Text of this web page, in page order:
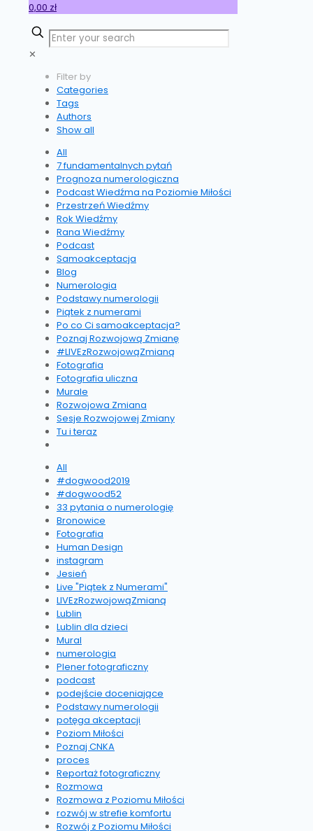
0,00 zł
✕
Filter by
Categories
Tags
Authors
Show all
All
7 fundamentalnych pytań
Prognoza numerologiczna
Podcast Wiedźma na Poziomie Miłości
Przestrzeń Wiedźmy
Rok Wiedźmy
Rana Wiedźmy
Podcast
Samoakceptacja
Blog
Numerologia
Podstawy numerologii
Piątek z numerami
Po co Ci samoakceptacja?
Poznaj Rozwojową Zmianę
#LIVEzRozwojowąZmianą
Fotografia
Fotografia uliczna
Murale
Rozwojowa Zmiana
Sesje Rozwojowej Zmiany
Tu i teraz
All
#dogwood2019
#dogwood52
33 pytania o numerologię
Bronowice
Fotografia
Human Design
instagram
Jesień
Live "Piątek z Numerami"
LIVEzRozwojowąZmianą
Lublin
Lublin dla dzieci
Mural
numerologia
Plener fotograficzny
podcast
podejście doceniające
Podstawy numerologii
potęga akceptacji
Poziom Miłości
Poznaj CNKA
proces
Reportaż fotograficzny
Rozmowa
Rozmowa z Poziomu Miłości
rozwój w strefie komfortu
Rozwój z Poziomu Miłości